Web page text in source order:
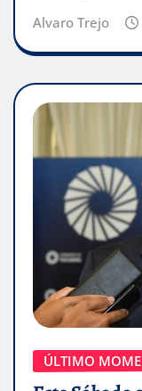
Alvaro Trejo
ÚLTIMO